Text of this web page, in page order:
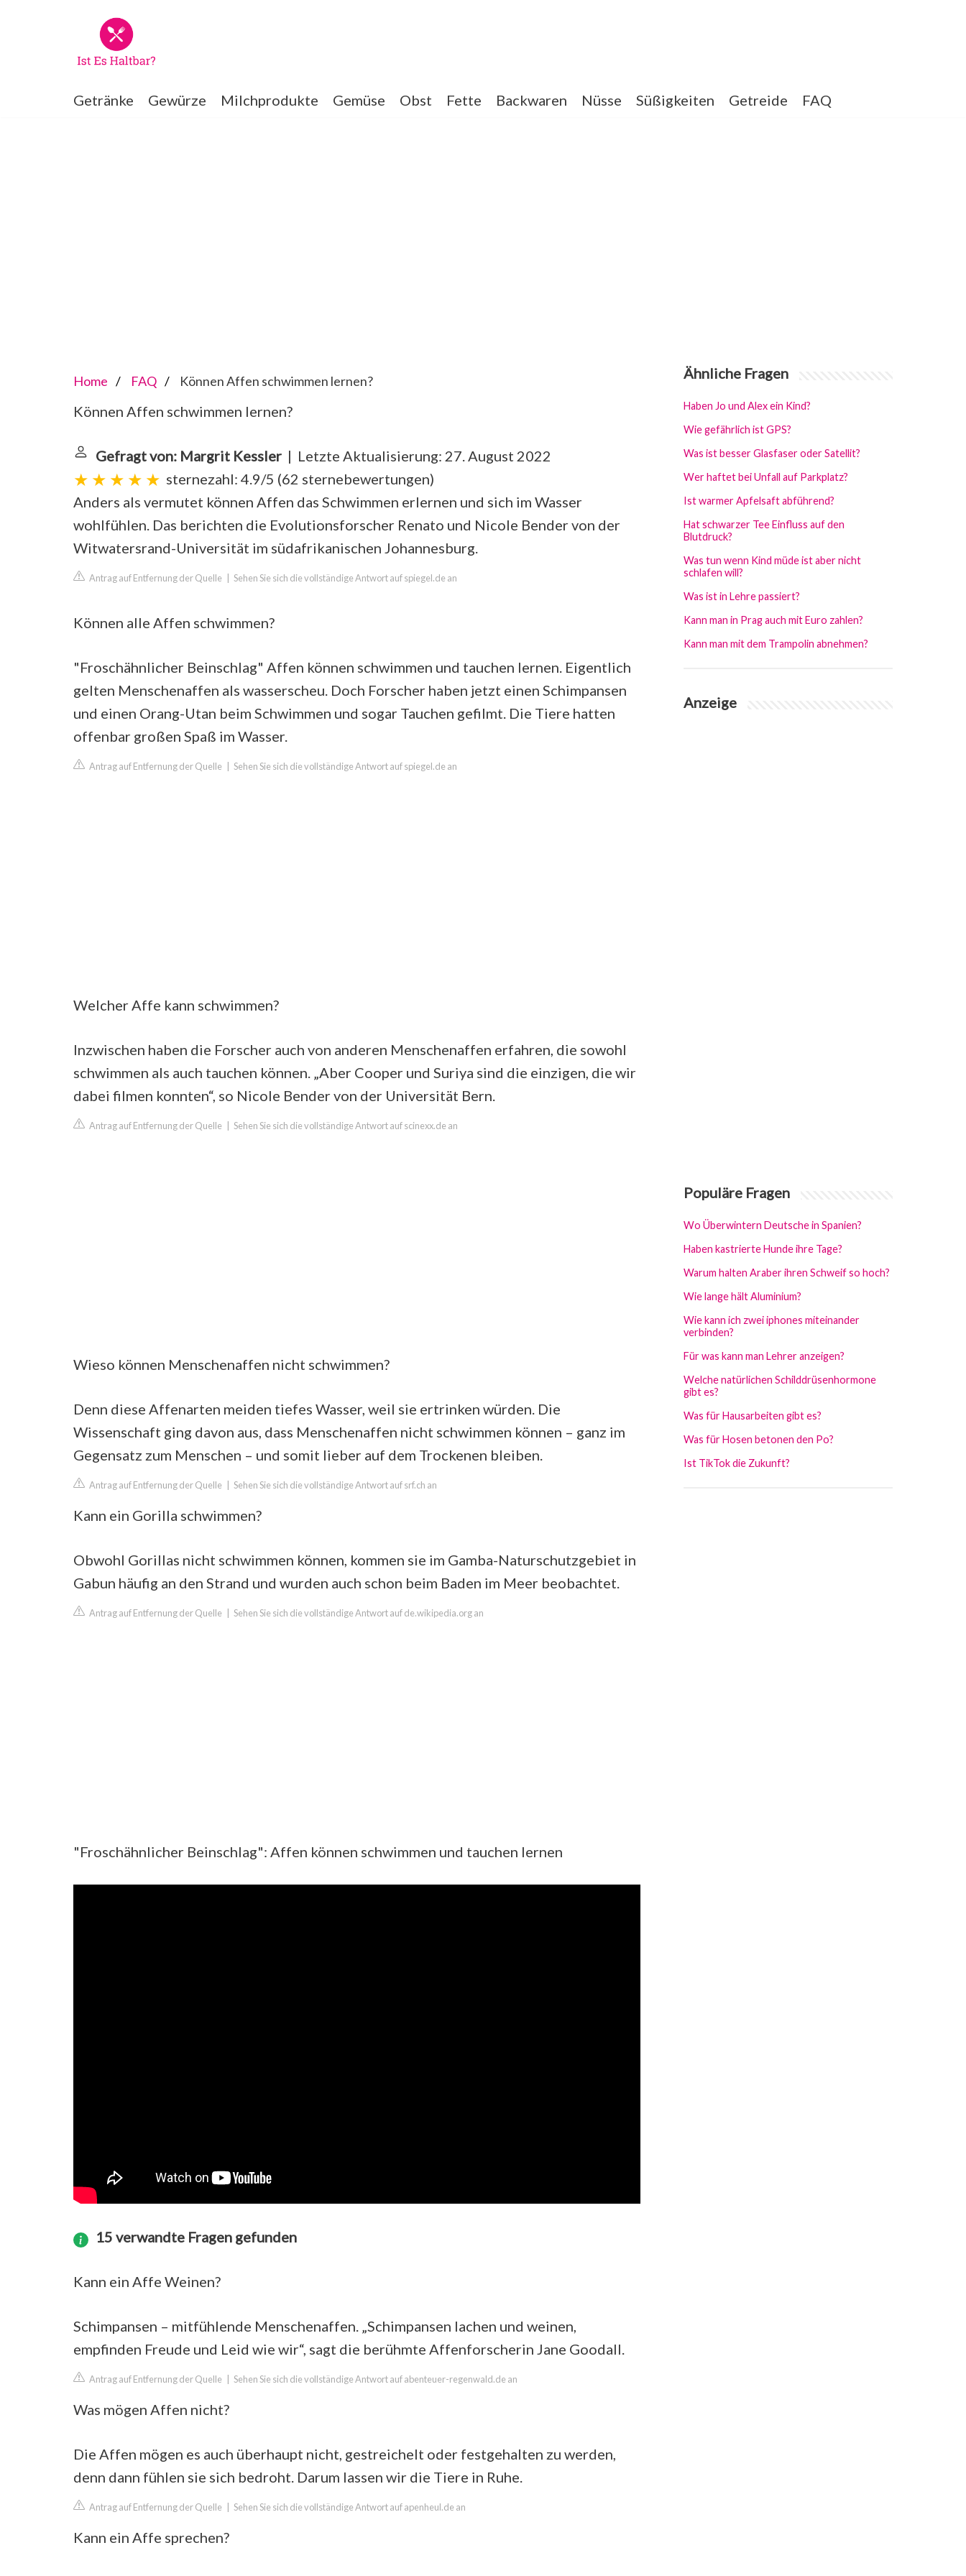
Getränke Gewürze Milchprodukte Gemüse Obst Fette Backwaren Nüsse Süßigkeiten Getreide FAQ
Home FAQ Können Affen schwimmen lernen?
Können Affen schwimmen lernen?
Gefragt von: Margrit Kessler | Letzte Aktualisierung: 27. August 2022
sternezahl: 4.9/5 (62 sternebewertungen)
Anders als vermutet können Affen das Schwimmen erlernen und sich im Wasser
wohlfühlen. Das berichten die Evolutionsforscher Renato und Nicole Bender von der
Witwatersrand-Universität im südafrikanischen Johannesburg.
Antrag auf Entfernung der Quelle Sehen Sie sich die vollständige Antwort auf spiegel.de an
Können alle Affen schwimmen?
"Froschähnlicher Beinschlag" Affen können schwimmen und tauchen lernen. Eigentlich
gelten Menschenaffen als wasserscheu. Doch Forscher haben jetzt einen Schimpansen
und einen Orang-Utan beim Schwimmen und sogar Tauchen gefilmt. Die Tiere hatten
offenbar großen Spaß im Wasser.
Antrag auf Entfernung der Quelle Sehen Sie sich die vollständige Antwort auf spiegel.de an
Welcher Affe kann schwimmen?
Inzwischen haben die Forscher auch von anderen Menschenaffen erfahren, die sowohl
schwimmen als auch tauchen können. „Aber Cooper und Suriya sind die einzigen, die wir
dabei filmen konnten“, so Nicole Bender von der Universität Bern.
Antrag auf Entfernung der Quelle Sehen Sie sich die vollständige Antwort auf scinexx.de an
Wieso können Menschenaffen nicht schwimmen?
Denn diese Affenarten meiden tiefes Wasser, weil sie ertrinken würden. Die
Wissenschaft ging davon aus, dass Menschenaffen nicht schwimmen können – ganz im
Gegensatz zum Menschen – und somit lieber auf dem Trockenen bleiben.
Antrag auf Entfernung der Quelle Sehen Sie sich die vollständige Antwort auf srf.ch an
Kann ein Gorilla schwimmen?
Obwohl Gorillas nicht schwimmen können, kommen sie im Gamba-Naturschutzgebiet in
Gabun häufig an den Strand und wurden auch schon beim Baden im Meer beobachtet.
Antrag auf Entfernung der Quelle Sehen Sie sich die vollständige Antwort auf de.wikipedia.org an
"Froschähnlicher Beinschlag": Affen können schwimmen und tauchen lernen
15 verwandte Fragen gefunden
Kann ein Affe Weinen?
Schimpansen – mitfühlende Menschenaffen. „Schimpansen lachen und weinen,
empfinden Freude und Leid wie wir“, sagt die berühmte Affenforscherin Jane Goodall.
Antrag auf Entfernung der Quelle Sehen Sie sich die vollständige Antwort auf abenteuer-regenwald.de an
Was mögen Affen nicht?
Die Affen mögen es auch überhaupt nicht, gestreichelt oder festgehalten zu werden,
denn dann fühlen sie sich bedroht. Darum lassen wir die Tiere in Ruhe.
Antrag auf Entfernung der Quelle Sehen Sie sich die vollständige Antwort auf apenheul.de an
Kann ein Affe sprechen?
Ähnliche Fragen
Haben Jo und Alex ein Kind?
Wie gefährlich ist GPS?
Was ist besser Glasfaser oder Satellit?
Wer haftet bei Unfall auf Parkplatz?
Ist warmer Apfelsaft abführend?
Hat schwarzer Tee Einfluss auf den
Blutdruck?
Was tun wenn Kind müde ist aber nicht
schlafen will?
Was ist in Lehre passiert?
Kann man in Prag auch mit Euro zahlen?
Kann man mit dem Trampolin abnehmen?
Anzeige
Populäre Fragen
Wo Überwintern Deutsche in Spanien?
Haben kastrierte Hunde ihre Tage?
Warum halten Araber ihren Schweif so hoch?
Wie lange hält Aluminium?
Wie kann ich zwei iphones miteinander
verbinden?
Für was kann man Lehrer anzeigen?
Welche natürlichen Schilddrüsenhormone
gibt es?
Was für Hausarbeiten gibt es?
Was für Hosen betonen den Po?
Ist TikTok die Zukunft?